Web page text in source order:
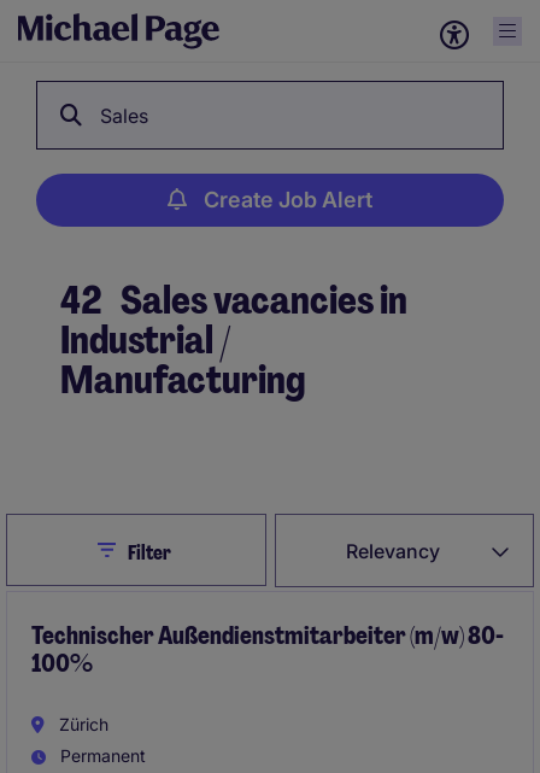
Sales
Create Job Alert
42 Sales vacancies in
Industrial /
Manufacturing
Relevancy
CloseFilter
Technischer Außendienstmitarbeiter (m/w) 80-
100%
Zürich
Permanent